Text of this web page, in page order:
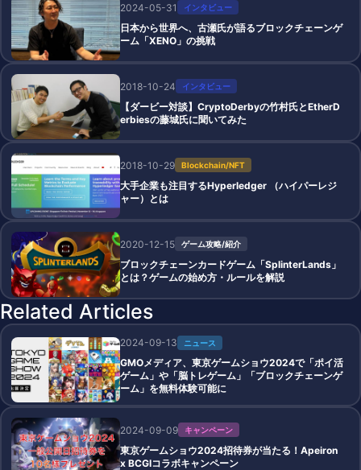
2024-05-31 インタビュー
日本から世界へ、古瀬氏が語るブロックチェーンゲ
ーム「XENO」の挑戦
2018-10-24 インタビュー
【ダービー対談】CryptoDerbyの竹村氏とEtherD
erbiesの藤城氏に聞いてみた
2018-10-29 Blockchain/NFT
大手企業も注目するHyperledger （ハイパーレジ
ャー）とは
2020-12-15 ゲーム攻略/紹介
ブロックチェーンカードゲーム「SplinterLands」
とは？ゲームの始め方・ルールを解説
Related Articles
2024-09-13 ニュース
GMOメディア、東京ゲームショウ2024で「ポイ活
ゲーム」や「脳トレゲーム」「ブロックチェーンゲ
ーム」を無料体験可能に
2024-09-09 キャンペーン
東京ゲームショウ2024招待券が当たる！Apeiron
x BCGIコラボキャンペーン